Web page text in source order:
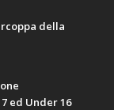
della
ed Under 16